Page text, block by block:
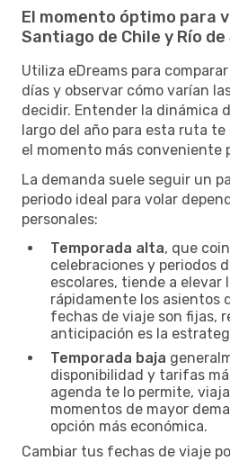
El momento óptimo para
Santiago de Chile y Río
Utiliza eDreams para
días y observar cómo varían
decidir. Entender la dinámica
largo del año para esta ruta
el momento más conveniente
La demanda suele seguir un
periodo ideal para volar
personales:
Temporada alta, que
celebraciones y periodos
escolares, tiende a elevar
rápidamente los asientos
fechas de viaje son fijas,
anticipación es la
Temporada baja
disponibilidad y tarifas
agenda te lo permite,
momentos de mayor
opción más económica.
Cambiar tus fechas de viaje